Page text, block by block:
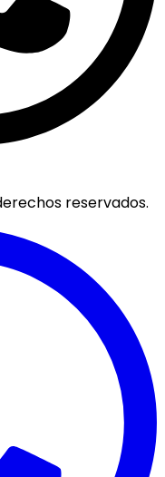
reservados.